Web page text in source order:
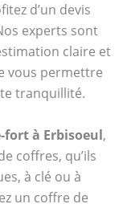
d’un devis
experts sont
claire et
vous permettre
tranquillité.
à Erbisoeul,
coffres, qu’ils
à clé ou à
un coffre de